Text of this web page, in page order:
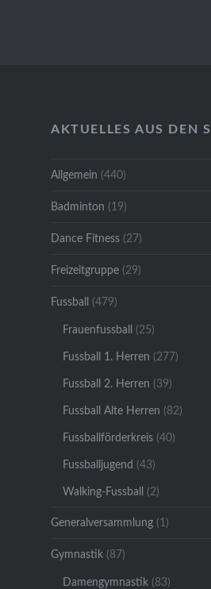
AKTUELLES AUS DEN
Allgemein (440)
Badminton (19)
Dance Fitness(27)
Freizeitgruppe(29)
Fussball (479)
Frauenfussball (25)
Fussball 1. Herren (277)
Fussball 2. Herren (39)
Fussball Alte Herren (82)
Fussballförderkreis(40)
Fussballjugend (43)
Walking-Fussball (2)
Generalversammlung(1)
Gymnastik(87)
Damengymnastik(83)